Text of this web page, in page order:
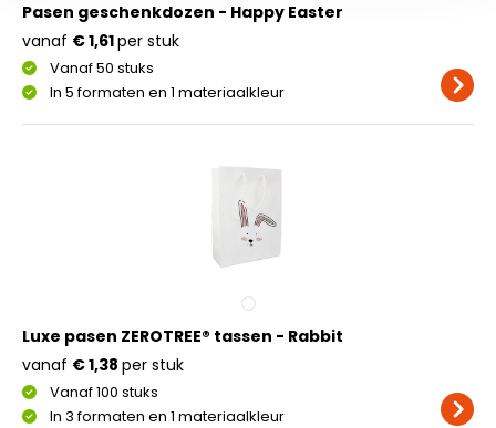
Pasen geschenkdozen - Happy Easter
Vanaf 50 stuks
In 5 formaten en 1 materiaalkleur
vanaf € 1,61per stuk
Luxe pasen ZEROTREE® tassen - Rabbit
Vanaf 100 stuks
In 3 formaten en 1 materiaalkleur
vanaf € 1,38 per stuk